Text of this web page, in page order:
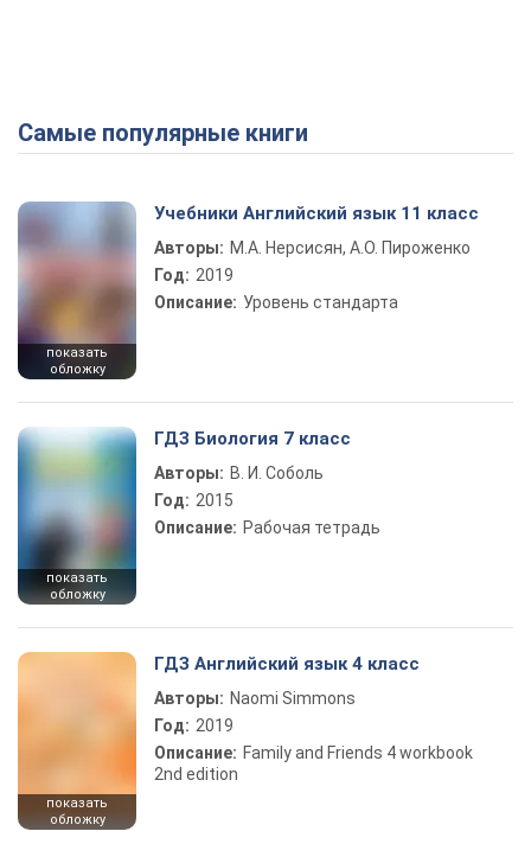
Play Video
Самые популярные книги
показать
обложку
Учебники Английский язык 11 класс
Авторы: М.А. Нерсисян, А.О. Пироженко
Год: 2019
Описание: Уровень стандарта
показать
обложку
ГДЗ Биология 7 класс
Авторы: В. И. Соболь
Год: 2015
Описание: Рабочая тетрадь
показать
обложку
ГДЗ Английский язык 4 класс
Авторы: Naomi Simmons
Год: 2019
Описание: Family and Friends 4 workbook
2nd edition